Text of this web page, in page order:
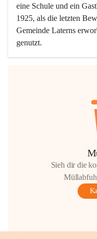
eine Schule und ein
1925, als die letzten
Gemeinde Laterns
genutzt.
Sieh dir die